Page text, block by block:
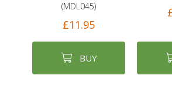
(MDL045)
£11.95
BUY